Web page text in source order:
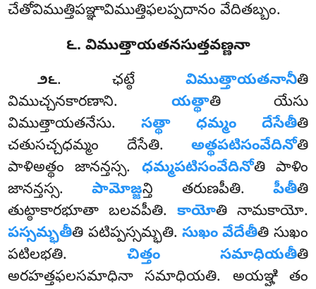
చేతోవిముత్తిపఞ్ఞావిముత్తిఫలప్పదానం వేదితబ్బం.
౬. విముత్తాయతనసుత్తవణ్ణనా
౨౬. ఛట్ఠే విముత్తాయతనానీతి
విముచ్చనకారణాని. యత్థాతి యేసు
విముత్తాయతనేసు.సత్థా ధమ్మం దేసేతీతి
చతుసచ్చధమ్మం దేసేతి. అత్థపటిసంవేదినోతి
పాళిఅత్థం జానన్తస్స. ధమ్మపటిసంవేదినోతి పాళిం
జానన్తస్స.పామోజ్జన్తి తరుణపీతి. పీతీతి
తుట్ఠాకారభూతా బలవపీతి. కాయోతి నామకాయో.
పస్సమ్భతీతి పటిప్పస్సమ్భతి. సుఖం వేదేతీతి సుఖం
పటిలభతి. చిత్తం సమాధియతీతి
అరహత్తఫలసమాధినా సమాధియతి. అయఞ్హి తం